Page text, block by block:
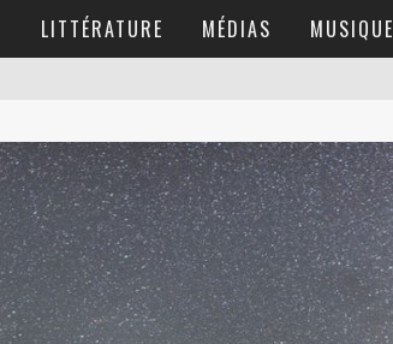
LITTÉRATURE MÉDIAS MUSIQUE